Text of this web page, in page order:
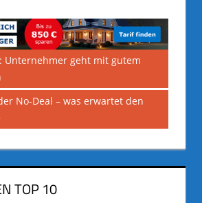
Unternehmer geht mit gutem
No-Deal – was erwartet den
TOP 10